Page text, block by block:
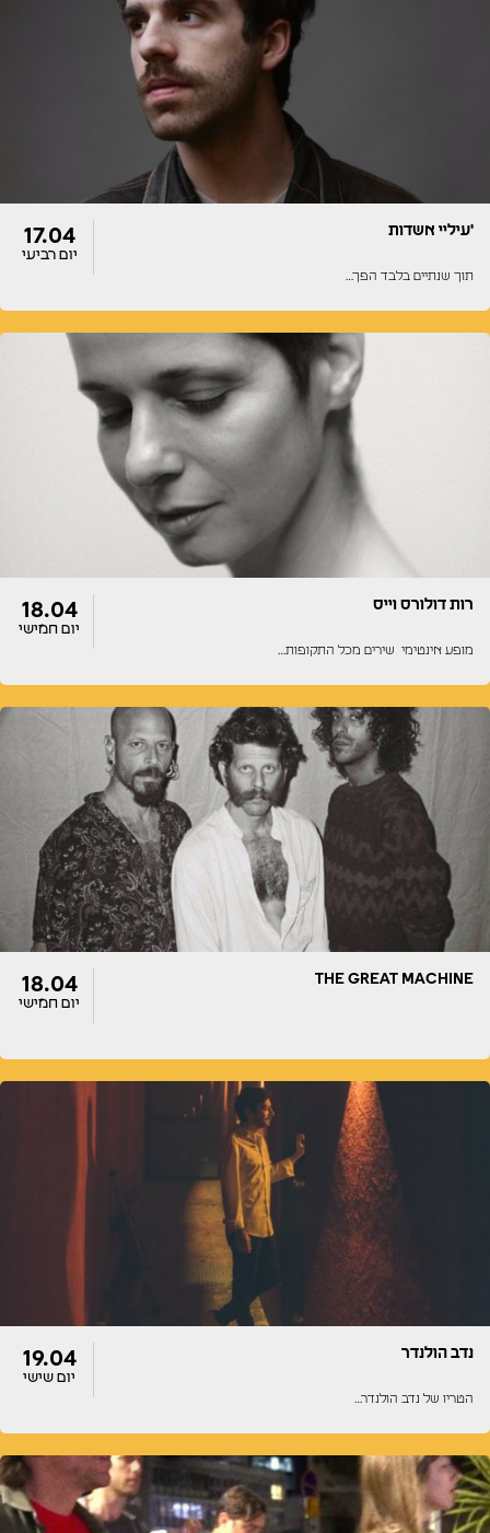
דלתות
22:00
הופעה
22:00
'עיליי אשדות
תוך שנתיים בלבד הפך…
17.04
יום רביעי
דלתות
20:00
הופעה
20:00
רות דולורס וייס
מופע אינטימי שירים מכל התקופות…
18.04
יום חמישי
דלתות
22:30
הופעה
22:30
THE GREAT MACHINE
18.04
יום חמישי
דלתות
13:00
הופעה
נדב הולנדר
הטריו של נדב הולנדר…
19.04
יום שישי
דלתות
הופעה